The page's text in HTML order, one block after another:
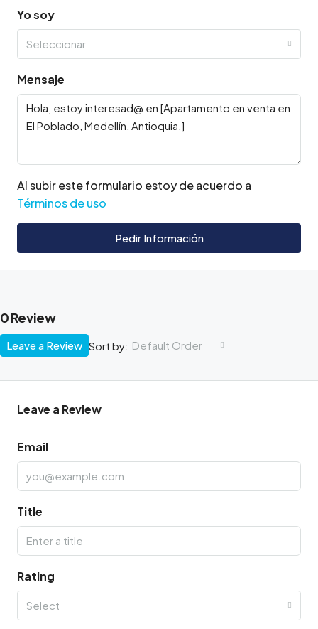
Yo soy
Seleccionar
Mensaje
Al subir este formulario estoy de acuerdo a
Términos de uso
Pedir Información
0 Review
Sort by: Default Order
Leave a Review
Leave a Review
Email
Title
Rating
Select